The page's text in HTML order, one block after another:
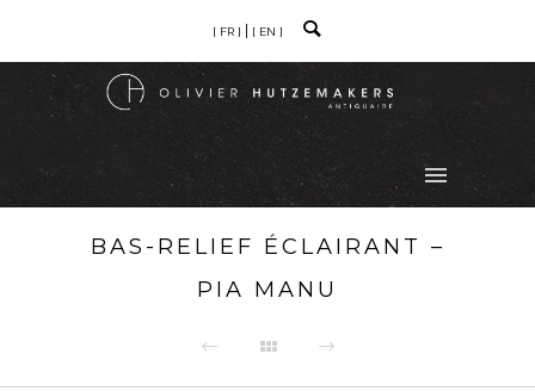
[ FR ] [ EN ]
BAS-RELIEF ÉCLAIRANT –
PIA MANU